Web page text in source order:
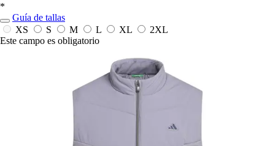
*
Guía de tallas
XS
S M L XL
2XL
Este campo es obligatorio